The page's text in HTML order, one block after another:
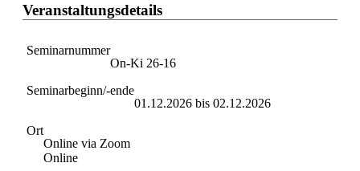
Veranstaltungsdetails
Seminarnummer
On-Ki 26-16
Seminarbeginn/-ende
01.12.2026 bis 02.12.2026
Ort
Online via Zoom
Online